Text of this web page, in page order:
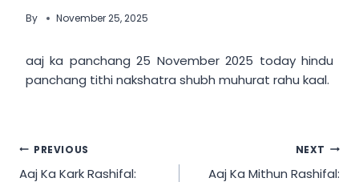
By November 25, 2025
aaj ka panchang 25 November 2025 today hindu
panchang tithi nakshatra shubh muhurat rahu kaal.
Post
PREVIOUS
Aaj Ka Kark Rashifal:
NEXT
Aaj Ka Mithun Rashifal: